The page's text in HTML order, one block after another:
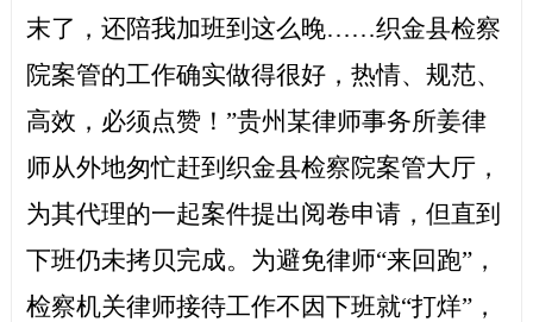
末了，还陪我加班到这么晚……织金县检察
院案管的工作确实做得很好，热情、规范、
高效，必须点赞！”贵州某律师事务所姜律
师从外地匆忙赶到织金县检察院案管大厅，
为其代理的一起案件提出阅卷申请，但直到
下班仍未拷贝完成。为避免律师“来回跑”，
检察机关律师接待工作不因下班就“打烊”，